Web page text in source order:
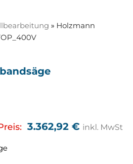
» Holzmann
3.362,92 € inkl. MwSt